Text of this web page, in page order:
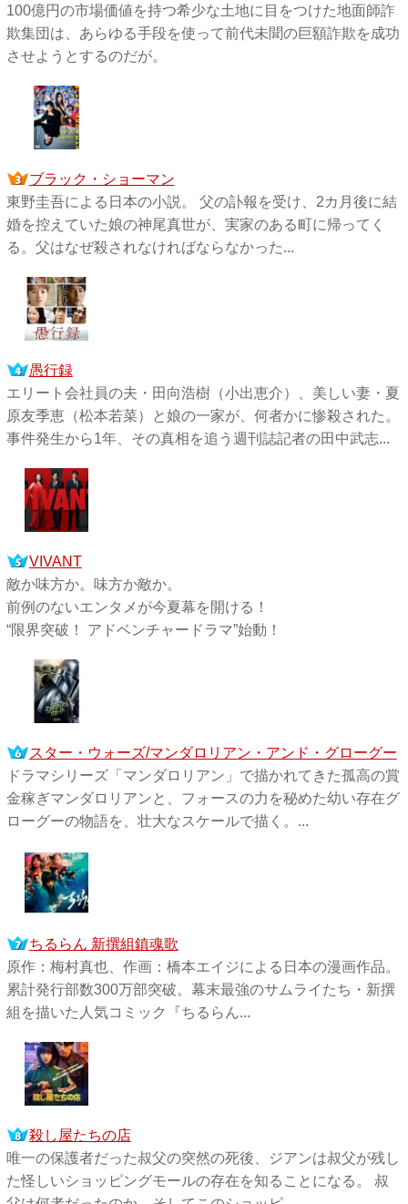
100億円の市場価値を持つ希少な土地に目をつけた地面師詐
欺集団は、あらゆる手段を使って前代未聞の巨額詐欺を成功
させようとするのだが。
ブラック・ショーマン
東野圭吾による日本の小説。 父の訃報を受け、2カ月後に結
婚を控えていた娘の神尾真世が、実家のある町に帰ってく
る。父はなぜ殺されなければならなかった...
愚行録
エリート会社員の夫・田向浩樹（小出恵介）、美しい妻・夏
原友季恵（松本若菜）と娘の一家が、何者かに惨殺された。
事件発生から1年、その真相を追う週刊誌記者の田中武志...
VIVANT
敵か味方か。味方か敵か。
前例のないエンタメが今夏幕を開ける！
“限界突破！ アドベンチャードラマ”始動！
スター・ウォーズ/マンダロリアン・アンド・グローグー
ドラマシリーズ「マンダロリアン」で描かれてきた孤高の賞
金稼ぎマンダロリアンと、フォースの力を秘めた幼い存在グ
ローグーの物語を、壮大なスケールで描く。...
ちるらん 新撰組鎮魂歌
原作：梅村真也、作画：橋本エイジによる日本の漫画作品。
累計発行部数300万部突破。幕末最強のサムライたち・新撰
組を描いた人気コミック『ちるらん...
殺し屋たちの店
唯一の保護者だった叔父の突然の死後、ジアンは叔父が残し
た怪しいショッピングモールの存在を知ることになる。 叔